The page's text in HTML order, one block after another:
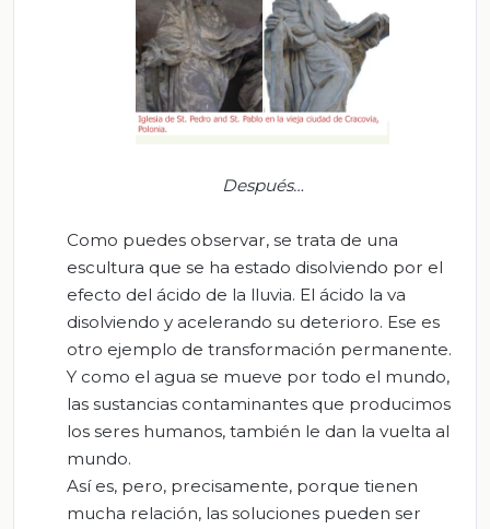
Después…
Como puedes observar, se trata de una
escultura que se ha estado disolviendo por el
efecto del ácido de la lluvia. El ácido la va
disolviendo y acelerando su deterioro. Ese es
otro ejemplo de transformación permanente.
Y como el agua se mueve por todo el mundo,
las sustancias contaminantes que producimos
los seres humanos, también le dan la vuelta al
mundo.
Así es, pero, precisamente, porque tienen
mucha relación, las soluciones pueden ser